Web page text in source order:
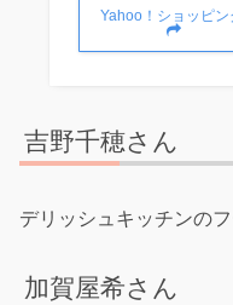
Yahoo！ショッピン
吉野千穂さん
デリッシュキッチンの
加賀屋希さん